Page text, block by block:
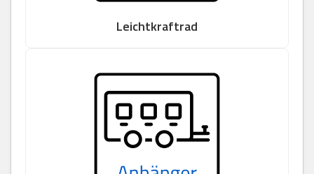
Leichtkraftrad